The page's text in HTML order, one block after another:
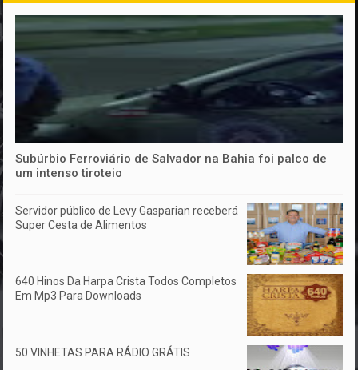
Subúrbio Ferroviário de Salvador na Bahia foi palco de
um intenso tiroteio
Servidor público de Levy Gasparian receberá
Super Cesta de Alimentos
640 Hinos Da Harpa Crista Todos Completos
Em Mp3 Para Downloads
50 VINHETAS PARA RÁDIO GRÁTIS